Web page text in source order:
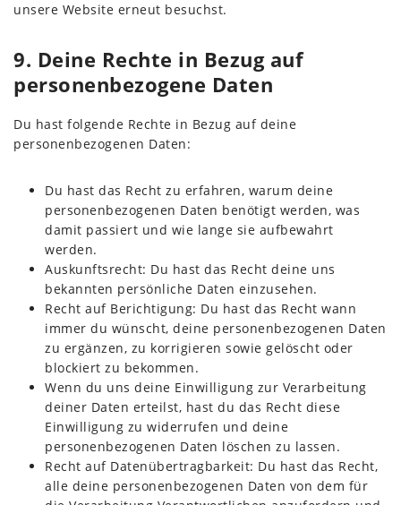
unsere Website erneut besuchst.
9. Deine Rechte in Bezug auf
personenbezogene Daten
Du hast folgende Rechte in Bezug auf deine
personenbezogenen Daten:
Du hast das Recht zu erfahren, warum deine
personenbezogenen Daten benötigt werden, was
damit passiert und wie lange sie aufbewahrt
werden.
Auskunftsrecht: Du hast das Recht deine uns
bekannten persönliche Daten einzusehen.
Recht auf Berichtigung: Du hast das Recht wann
immer du wünscht, deine personenbezogenen Daten
zu ergänzen, zu korrigieren sowie gelöscht oder
blockiert zu bekommen.
Wenn du uns deine Einwilligung zur Verarbeitung
deiner Daten erteilst, hast du das Recht diese
Einwilligung zu widerrufen und deine
personenbezogenen Daten löschen zu lassen.
Recht auf Datenübertragbarkeit: Du hast das Recht,
alle deine personenbezogenen Daten von dem für